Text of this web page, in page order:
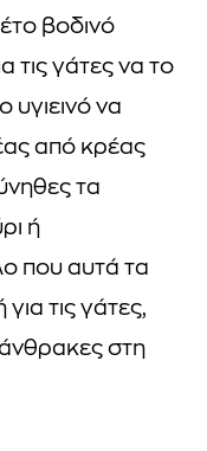
βοδινό
τις γάτες να το
υγιεινό να
από κρέας
τα
ή
που αυτά τα
τις γάτες,
στη